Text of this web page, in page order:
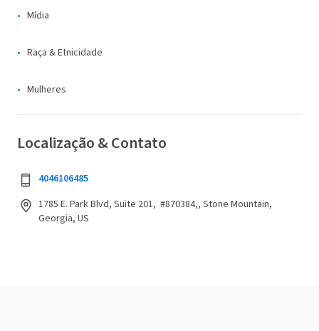
Mídia
Raça & Etnicidade
Mulheres
Localização & Contato
4046106485
1785 E. Park Blvd, Suite 201, #870384,, Stone Mountain,
Georgia, US